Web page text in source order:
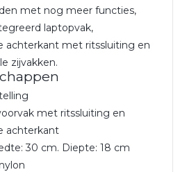
met nog meer functies,
laptopvak,
achterkant met ritssluiting en
zijvakken.
met ritssluiting en
achterkant
30 cm. Diepte: 18 cm